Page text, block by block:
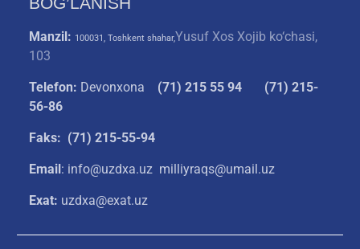
Manzil: 100031, Toshkent shahar,Yusuf Xos Xojib ko‘chasi,
103
Telefon: Devonxona (71) 215 55 94
(71) 215-
56-86
Faks: (71) 215-55-94
Email: info@uzdxa.uz milliyraqs@umail.uz
Exat: uzdxa@exat.uz